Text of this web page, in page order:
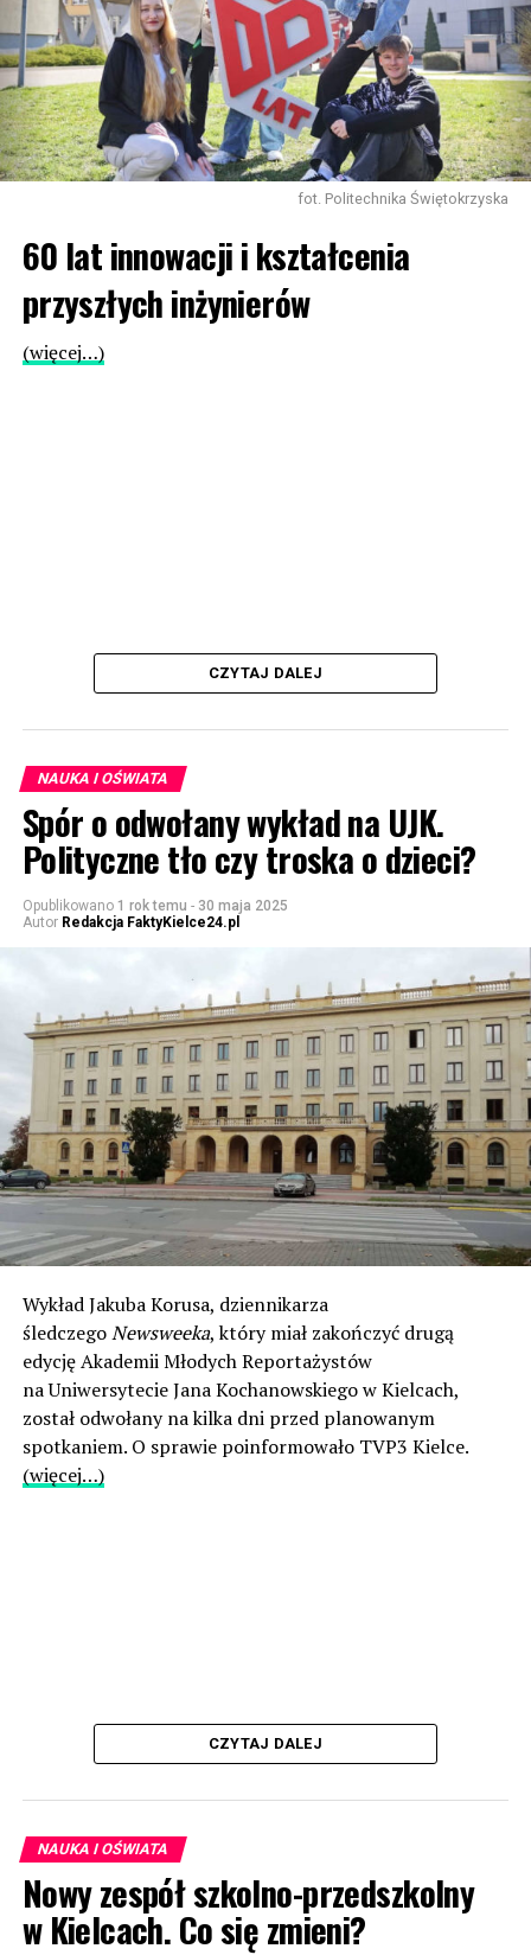
fot. Politechnika Świętokrzyska
60 lat innowacji i kształcenia
przyszłych inżynierów
(więcej…)
CZYTAJ DALEJ
NAUKA I OŚWIATA
Spór o odwołany wykład na UJK.
Polityczne tło czy troska o dzieci?
Opublikowano 1 rok temu - 30 maja 2025
Autor Redakcja FaktyKielce24.pl
Wykład Jakuba Korusa, dziennikarza
śledczegoNewsweeka, który miał zakończyć drugą
edycję Akademii Młodych Reportażystów
na Uniwersytecie Jana Kochanowskiego w Kielcach,
został odwołany na kilka dni przed planowanym
spotkaniem. O sprawie poinformowało TVP3 Kielce.
(więcej…)
CZYTAJ DALEJ
NAUKA I OŚWIATA
Nowy zespół szkolno-przedszkolny
w Kielcach. Co się zmieni?